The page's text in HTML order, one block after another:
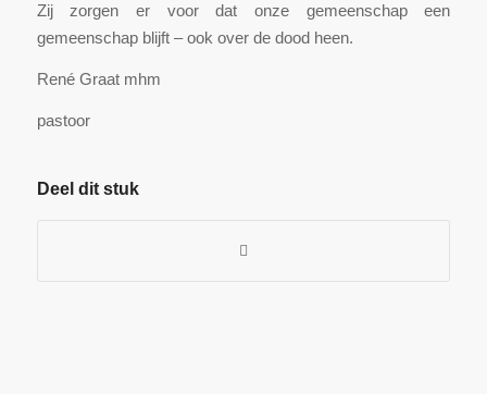
Zij zorgen er voor dat onze gemeenschap een
gemeenschap blijft – ook over de dood heen.
René Graat mhm
pastoor
Deel dit stuk